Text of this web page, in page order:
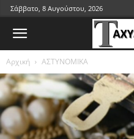
Σάββατο, 8 Αυγούστου, 2026
Αρχική ΑΣΤΥΝΟΜΙΚΑ